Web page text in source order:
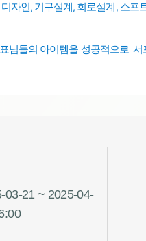
자인, 기구설계, 회로설계, 소프
님들의 아이템을 성공적으로
03-21 ~ 2025-04-